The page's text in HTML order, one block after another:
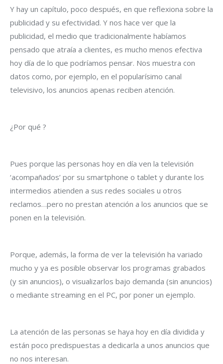
Y hay un capítulo, poco después, en que reflexiona sobre la
publicidad y su efectividad. Y nos hace ver que la
publicidad, el medio que tradicionalmente habíamos
pensado que atraía a clientes, es mucho menos efectiva
hoy día de lo que podríamos pensar. Nos muestra con
datos como, por ejemplo, en el popularísimo canal
televisivo, los anuncios apenas reciben atención.
¿Por qué ?
Pues porque las personas hoy en día ven la televisión
‘acompañados’ por su smartphone o tablet y durante los
intermedios atienden a sus redes sociales u otros
reclamos…pero no prestan atención a los anuncios que se
ponen en la televisión.
Porque, además, la forma de ver la televisión ha variado
mucho y ya es posible observar los programas grabados
(y sin anuncios), o visualizarlos bajo demanda (sin anuncios)
o mediante streaming en el PC, por poner un ejemplo.
La atención de las personas se haya hoy en día dividida y
están poco predispuestas a dedicarla a unos anuncios que
no nos interesan.